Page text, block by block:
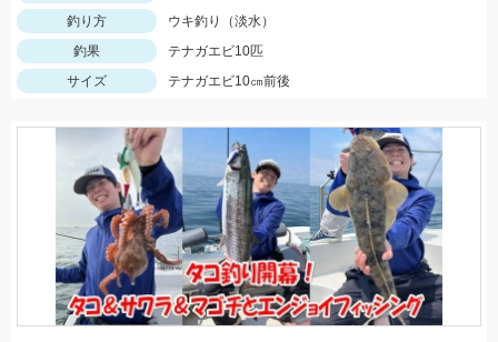
釣り方
ウキ釣り（淡水）
釣果
テナガエビ10匹
サイズ
テナガエビ10㎝前後